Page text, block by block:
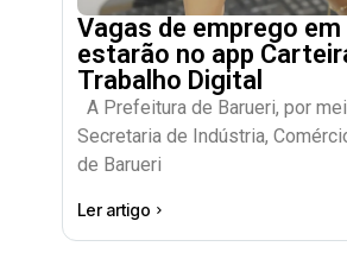
Vagas de emprego em
estarão no app
Trabalho Digital
A Prefeitura de Barueri, por
Secretaria de Indústria,
de Barueri
Ler artigo